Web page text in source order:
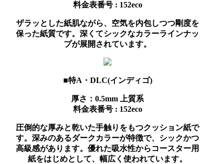
料金表番号 : 152eco
ザラッとした紙肌ながら、空気を内包しつつ剛度を
保った紙質です。深くてシックなカラーラインナッ
プが展開されています。
■特A・DLC(インディゴ)
厚さ：0.5mm
上質系
料金表番号 : 152eco
圧倒的な厚みと乾いた手触りをもつクッション紙で
す。深みのあるダークカラーが特徴で、シックかつ
高級感があります。優れた吸水性からコースター用
紙をはじめとして、幅広く使われています。